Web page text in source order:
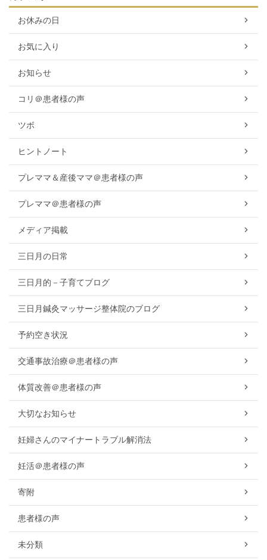
お休みの日
お気に入り
お知らせ
コリ＠患者様の声
ツボ
ヒントノート
プレママ＆産後ママ＠患者様の声
プレママ＠患者様の声
メディア掲載
三日月の日常
三日月的－子育てブログ
三日月鍼灸マッサージ整体院のブログ
予約空き状況
交通事故治療＠患者様の声
体質改善＠患者様の声
大切なお知らせ
妊婦さんのマイナートラブル解消法
妊活＠患者様の声
寄附
患者様の声
未分類